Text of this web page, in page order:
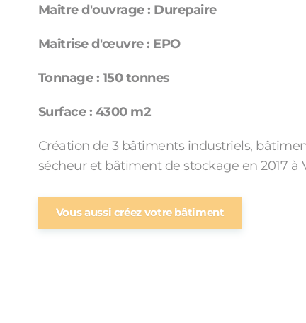
Maître d'ouvrage : Durepaire
Maîtrise d'œuvre : EPO
Tonnage : 150 tonnes
Surface : 4300 m2
Création de 3 bâtiments industriels,
sécheur et bâtiment de stockage en 2017 à
Vous aussi créez votre bâtiment